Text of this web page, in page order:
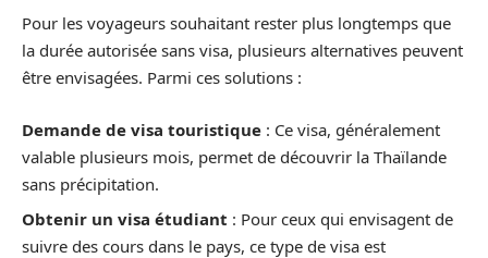
Pour les voyageurs souhaitant rester plus longtemps que
la durée autorisée sans visa, plusieurs alternatives peuvent
être envisagées. Parmi ces solutions :
Demande de visa touristique : Ce visa, généralement
valable plusieurs mois, permet de découvrir la Thaïlande
sans précipitation.
Obtenir un visa étudiant : Pour ceux qui envisagent de
suivre des cours dans le pays, ce type de visa est